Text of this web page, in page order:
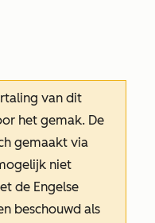
van dit
het gemak. De
gemaakt via
niet
de Engelse
beschouwd als